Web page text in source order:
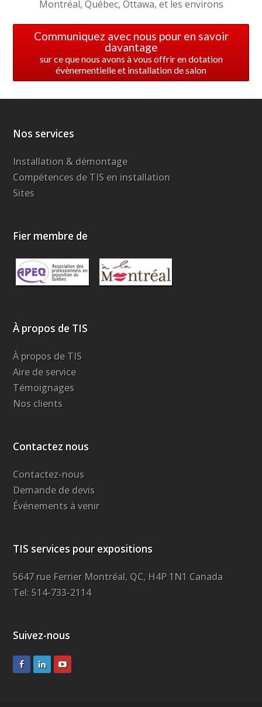
Montréal, Québec, Ottawa, et les environs
Communiquez avec nous pour en savoir
davantage
sur ce que nous avons à vous offrir en dotation
évènementielle et installation de salon
Nos services
Installation & démontage
Compétences de TIS en installation
Sites
Fier membre de
À propos de TIS
À propos de TIS
Aire de service
Témoignages
Nos clients
Contactez nous
Contactez-nous
Demande de devis
Événements à venir
TIS services pour expositions
5647 rue Ferrier Montréal, QC, H4P 1N1 Canada
Tel: 514-733-2114
Suivez-nous